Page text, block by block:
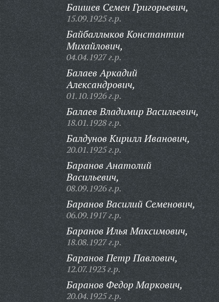
Баишев Семен Григорьевич,
15.09.1925 г.р.
Байбаллыков Константин
Михайлович,
04.04.1927 г.р.
Балаев Аркадий
Александрович,
01.10.1926 г.р.
Балаев Владимир Васильевич,
18.01.1928 г.р.
Балдунов Кирилл Иванович,
20.01.1925 г.р.
Баранов Анатолий
Васильевич,
08.09.1926 г.р.
Баранов Василий Семенович,
06.09.1917 г.р.
Баранов Илья Максимович,
18.08.1927 г.р.
Баранов Петр Павлович,
12.07.1923 г.р.
Баранов Федор Маркович,
20.04.1925 г.р.